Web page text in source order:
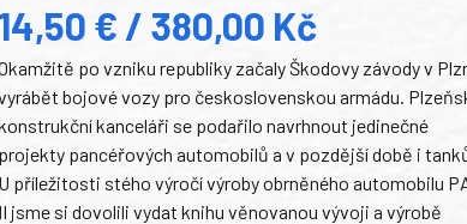
14,50 € / 380,00 Kč
po vzniku republiky začaly Škodovy závody v
bojové vozy pro československou armádu.
kanceláři se podařilo navrhnout jedinečné
projekty pancéřových automobilů a v pozdější době i
U příležitosti stého výročí výroby obrněného automobilu
II jsme si dovolili vydat knihu věnovanou vývoji a výrobě